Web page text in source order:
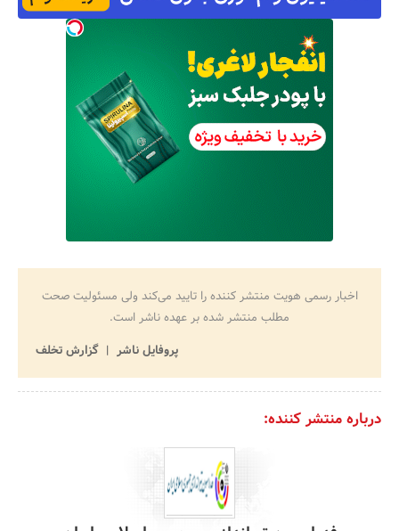
اخبار رسمی هویت منتشر کننده را تایید می‌کند ولی مسئولیت صحت
مطلب منتشر شده بر عهده ناشر است.
پروفایل ناشر
گزارش تخلف
درباره منتشر کننده: